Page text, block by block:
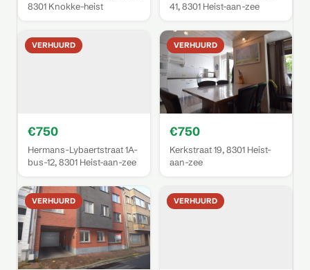
8301 Knokke-heist
41, 8301 Heist-aan-zee
VERHUURD
€750
Hermans-Lybaertstraat 1A-
bus-12, 8301 Heist-aan-zee
VERHUURD
€750
Kerkstraat 19, 8301 Heist-
aan-zee
VERHUURD VERHUURD